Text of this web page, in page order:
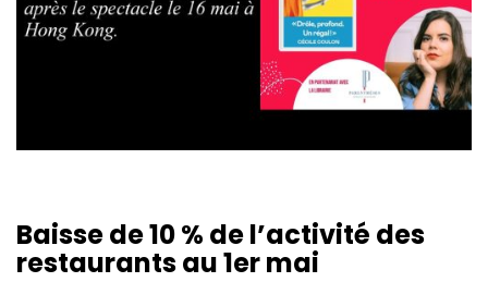
Baisse de 10 % de l’activité des
restaurants au 1er mai